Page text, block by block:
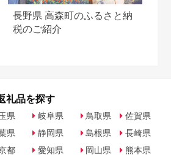
長野県 高森町のふるさと納
税のご紹介
礼品を探す
県
県
都
岐阜県
静岡県
愛知県
鳥取県
島根県
岡山県
佐賀県
長崎県
熊本県